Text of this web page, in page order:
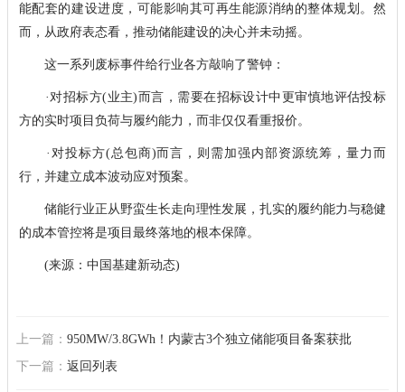
能配套的建设进度，可能影响其可再生能源消纳的整体规划。然
而，从政府表态看，推动储能建设的决心并未动摇。
这一系列废标事件给行业各方敲响了警钟：
·对招标方(业主)而言，需要在招标设计中更审慎地评估投标
方的实时项目负荷与履约能力，而非仅仅看重报价。
·对投标方(总包商)而言，则需加强内部资源统筹，量力而
行，并建立成本波动应对预案。
储能行业正从野蛮生长走向理性发展，扎实的履约能力与稳健
的成本管控将是项目最终落地的根本保障。
(来源：中国基建新动态)
上一篇： 950MW/3.8GWh！内蒙古3个独立储能项目备案获批
下一篇： 返回列表